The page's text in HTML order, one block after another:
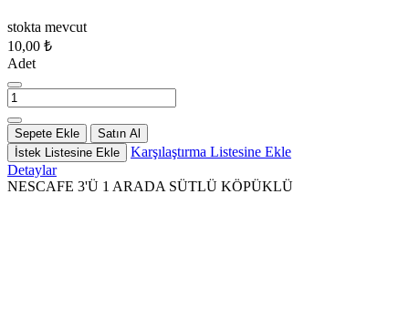
stokta mevcut
10,00 ₺
Adet
Sepete Ekle
Satın Al
İstek Listesine Ekle
Karşılaştırma Listesine Ekle
Detaylar
NESCAFE 3'Ü 1 ARADA SÜTLÜ KÖPÜKLÜ